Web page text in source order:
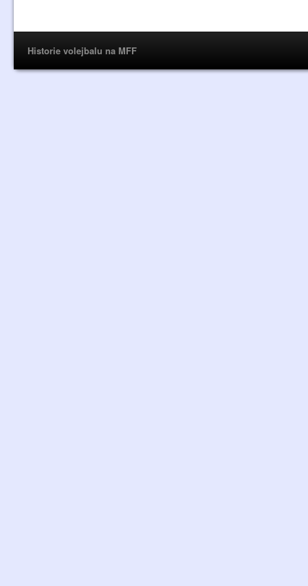
Historie volejbalu na MFF